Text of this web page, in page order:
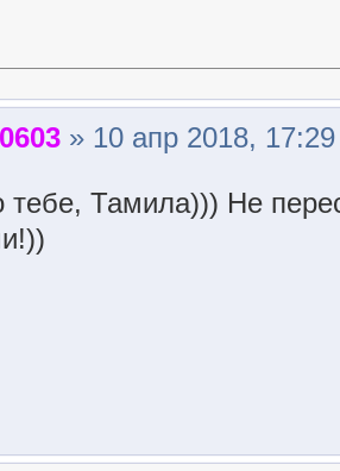
» 10 апр 2018, 17:29
тебе, Тамила))) Не